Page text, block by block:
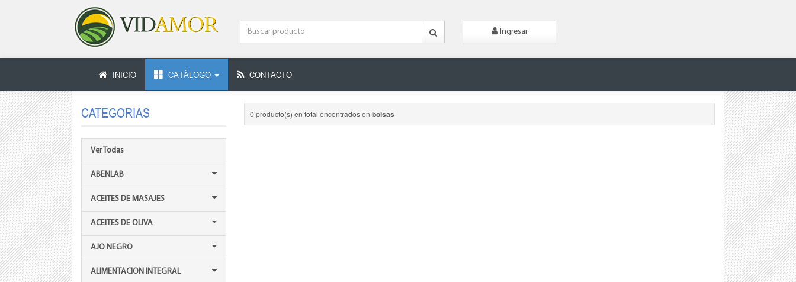
Ingresar
INICIO CATÁLOGO CONTACTO
CATEGORIAS
Ver Todas
ABENLAB
ACEITES DE MASAJES
ACEITES DE OLIVA
AJO NEGRO
ALIMENTACION INTEGRAL
0 producto(s) en total encontrados en bolsas